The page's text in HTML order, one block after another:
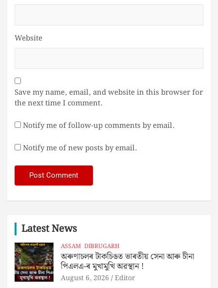
Website
Save my name, email, and website in this browser for
the next time I comment.
Notify me of follow-up comments by email.
Notify me of new posts by email.
Latest News
ASSAM DIBRUGARH
অৰুণাচলৰ টাকচিঙত ভাৰতীয় সেনা আৰু চীনা
পিএলএ-ৰ মুখামুখি অৱস্থান !
August 6, 2026 Editor